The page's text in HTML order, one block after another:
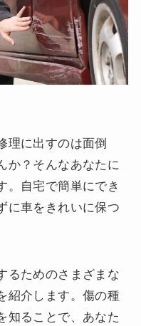
理に出すのは面倒
か？そんなあなたに
。自宅で簡単にでき
に車をきれいに保つ
るためのさまざまな
紹介します。傷の種
知ることで、あなた